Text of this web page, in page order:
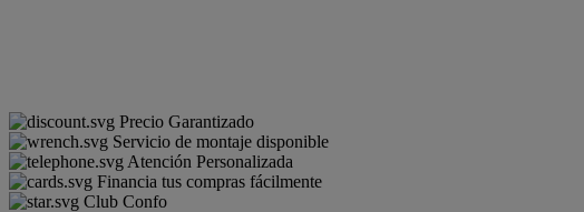
Precio Garantizado
Servicio de montaje disponible
Atención Personalizada
Financia tus compras fácilmente
Club Confo